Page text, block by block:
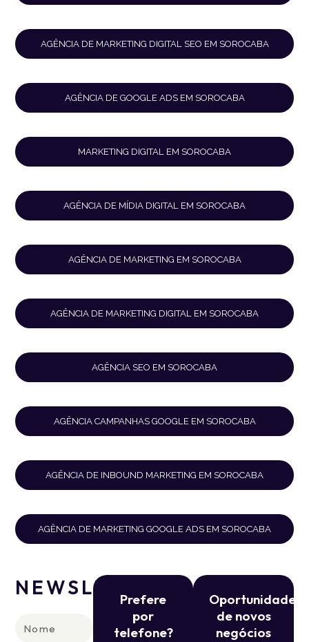
AGÊNCIA DE MARKETING DIGITAL SEO EM SOROCABA
AGÊNCIA DE GOOGLE ADS EM SOROCABA
MARKETING DIGITAL EM SOROCABA
AGÊNCIA DE MÍDIA DIGITAL EM SOROCABA
AGÊNCIA DE MARKETING EM SOROCABA
AGÊNCIA DE MARKETING DIGITAL EM SOROCABA
AGÊNCIA SEO EM SOROCABA
AGÊNCIA CAMPANHAS GOOGLE EM SOROCABA
AGÊNCIA DE INBOUND MARKETING EM SOROCABA
AGÊNCIA DE MARKETING GOOGLE ADS EM SOROCABA
NEWSLETTER
Prefere
por
telefone?
Oportunidade
de novos
negócios